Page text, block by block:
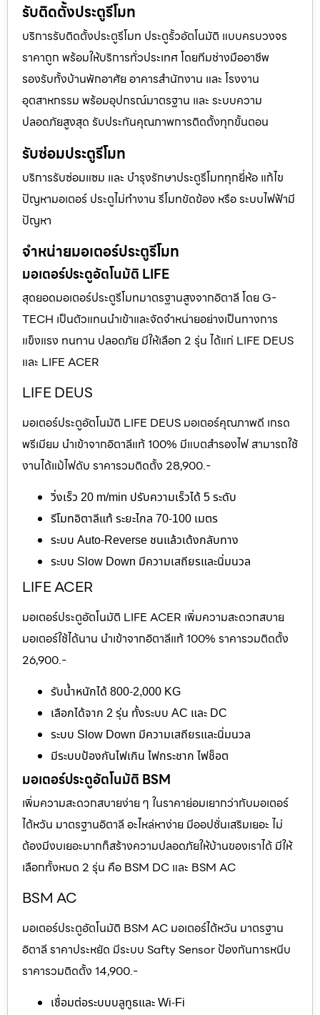
รับติดตั้งประตูรีโมท
บริการรับติดตั้งประตูรีโมท ประตูรั้วอัตโนมัติ แบบครบวงจร
ราคาถูก พร้อมให้บริการทั่วประเทศ โดยทีมช่างมืออาชีพ
รองรับทั้งบ้านพักอาศัย อาคารสำนักงาน และ โรงงาน
อุตสาหกรรม พร้อมอุปกรณ์มาตรฐาน และ ระบบความ
ปลอดภัยสูงสุด รับประกันคุณภาพการติดตั้งทุกขั้นตอน
รับซ่อมประตูรีโมท
บริการรับซ่อมแซม และ บำรุงรักษาประตูรีโมททุกยี่ห้อ แก้ไข
ปัญหามอเตอร์ ประตูไม่ทำงาน รีโมทขัดข้อง หรือ ระบบไฟฟ้ามี
ปัญหา
จำหน่ายมอเตอร์ประตูรีโมท
มอเตอร์ประตูอัตโนมัติ LIFE
สุดยอดมอเตอร์ประตูรีโมทมาตรฐานสูงจากอิตาลี โดย G-
TECH เป็นตัวแทนนำเข้าและจัดจำหน่ายอย่างเป็นทางการ
แข็งแรง ทนทาน ปลอดภัย มีให้เลือก 2 รุ่น ได้แก่ LIFE DEUS
และ LIFE ACER
LIFE DEUS
มอเตอร์ประตูอัตโนมัติ LIFE DEUS มอเตอร์คุณภาพดี เกรด
พรีเมียม นำเข้าจากอิตาลีแท้ 100% มีแบตสำรองไฟ สามารถใช้
งานได้แม้ไฟดับ ราคารวมติดตั้ง 28,900.-
วิ่งเร็ว 20 m/min ปรับความเร็วได้ 5 ระดับ
รีโมทอิตาลีแท้ ระยะไกล 70-100 เมตร
ระบบ Auto-Reverse ชนแล้วเด้งกลับทาง
ระบบ Slow Down มีความเสถียรและนิ่มนวล
LIFE ACER
มอเตอร์ประตูอัตโนมัติ LIFE ACER เพิ่มความสะดวกสบาย
มอเตอร์ใช้ได้นาน นำเข้าจากอิตาลีแท้ 100% ราคารวมติดตั้ง
26,900.-
รับน้ำหนักได้ 800-2,000 KG
เลือกได้จาก 2 รุ่น ทั้งระบบ AC และ DC
ระบบ Slow Down มีความเสถียรและนิ่มนวล
มีระบบป้องกันไฟเกิน ไฟกระชาก ไฟช็อต
มอเตอร์ประตูอัตโนมัติ BSM
เพิ่มความสะดวกสบายง่าย ๆ ในราคาย่อมเยากว่ากับมอเตอร์
ไต้หวัน มาตรฐานอิตาลี อะไหล่หาง่าย มีออปชั่นเสริมเยอะ ไม่
ต้องมีงบเยอะมากก็สร้างความปลอดภัยให้บ้านของเราได้ มีให้
เลือกทั้งหมด 2 รุ่น คือ BSM DC และ BSM AC
BSM AC
มอเตอร์ประตูอัตโนมัติ BSM AC มอเตอร์ไต้หวัน มาตรฐาน
อิตาลี ราคาประหยัด มีระบบ Safty Sensor ป้องกันการหนีบ
ราคารวมติดตั้ง 14,900.-
เชื่อมต่อระบบบลูทูธและ Wi-Fi